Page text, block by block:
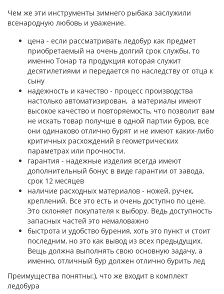
Чем же эти инструменты зимнего рыбака заслужили
всенародную любовь и уважение.
цена - если рассматривать ледобур как предмет
приобретаемый на очень долгий срок службы, то
именно Тонар та продукция которая служит
десятилетиями и передается по наследству от отца к
сыну
надежность и качество - процесс производства
настолько автоматизирован, а материалы имеют
высокое качество и повторяемость, что позволит вам
не искать товар получше в одной партии буров, все
они одинаково отлично бурят и не имеют каких-либо
критичных расхождений в геометрических
параметрах или прочности.
гарантия - надежные изделия всегда имеют
дополнительный бонус в виде гарантии от завода,
срок 12 месяцев
наличие расходных материалов - ножей, ручек,
креплений. Все это есть и очень доступно по цене.
Это склоняет покупателя к выбору. Ведь доступность
запасных частей это немаловажно
быстрота и удобство бурения, хоть это пункт и стоит
последним, но это как вывод из всех предыдущих.
Вещь должна выполнять свою основную задачу, а
именно, отличный бур должен отлично бурить лед
Преимущества понятны:), что же входит в комплект
ледобура